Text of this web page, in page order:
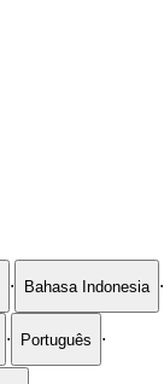
· Bahasa Indonesia ·
· Português ·